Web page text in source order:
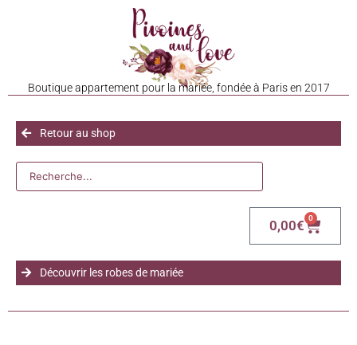
Boutique appartement pour la mariée, fondée à Paris en 2017
Retour au shop
0,00€ 0
Découvrir les robes de mariée